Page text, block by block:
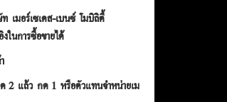
เมอร์เซเดส-เบนซ์ โมบิลิตี้
ในการซื้อขายได้
2 แล้ว กด 1 หรือตัวแทนจำหน่ายเม